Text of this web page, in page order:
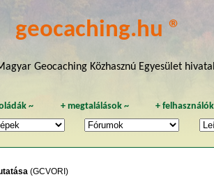
geocaching.hu ®
Geocaching Közhasznú Egyesület
~ + megtalálások~ +felhasználók
(GCVORI)